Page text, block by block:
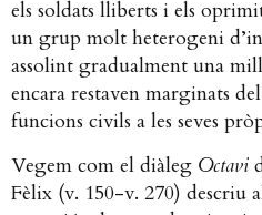
els soldats lliberts i els
un grup molt heterogeni
assolint gradualment una
encara restaven marginats
funcions civils a les seves
Vegem com el diàleg Octavi
Fèlix (v. 150-v. 270) descriu